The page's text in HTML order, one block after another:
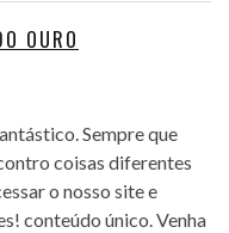
OURO
Sempre que
coisas diferentes
o nosso site e
conteúdo único. Venha